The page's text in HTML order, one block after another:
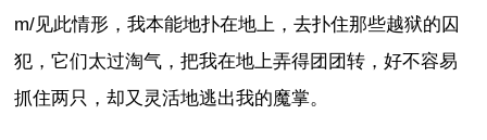
m/见此情形，我本能地扑在地上，去扑住那些越狱的囚
犯，它们太过淘气，把我在地上弄得团团转，好不容易
抓住两只，却又灵活地逃出我的魔掌。